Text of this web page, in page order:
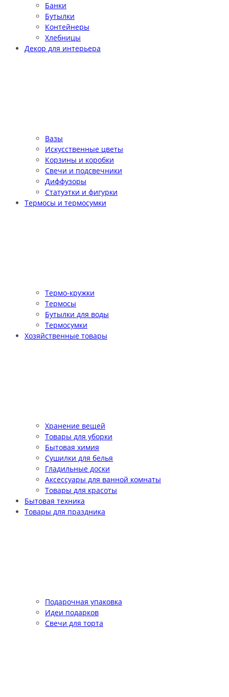
Банки
Бутылки
Контейнеры
Хлебницы
Декор для интерьера
Вазы
Искусственные цветы
Корзины и коробки
Свечи и подсвечники
Диффузоры
Статуэтки и фигурки
Термосы и термосумки
Термо-кружки
Термосы
Бутылки для воды
Термосумки
Хозяйственные товары
Хранение вещей
Товары для уборки
Бытовая химия
Сушилки для белья
Гладильные доски
Аксессуары для ванной комнаты
Товары для красоты
Бытовая техника
Товары для праздника
Подарочная упаковка
Идеи подарков
Свечи для торта